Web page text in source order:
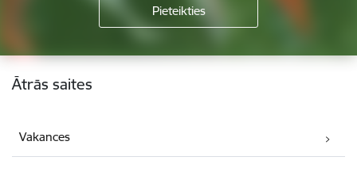
Kājene
Ātrās saites
Vakances